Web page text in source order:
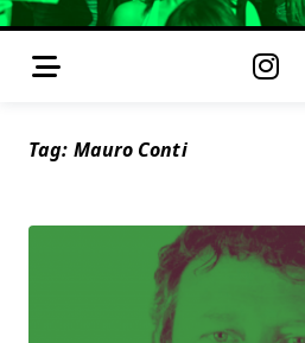
Tag: Mauro Conti